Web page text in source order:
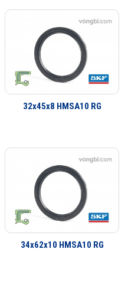
có thể cung cấp các giải pháp
sản xuất số lượng lớn, từ lắp
thế sau đó.
32x45x8 HMSA10 RG
34x62x10 HMSA10 RG